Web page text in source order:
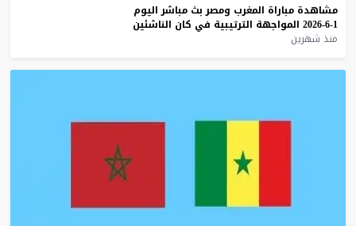
مشاهدة مباراة المغرب ومصر بث مباشر اليوم
1-6-2026
المواجهة الترتيبية في كان الناشئين
منذ شهرين